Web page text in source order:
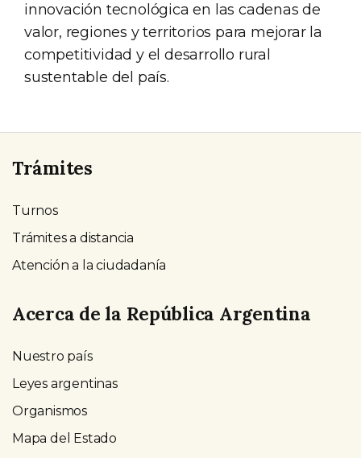
innovación tecnológica en las cadenas de
valor, regiones y territorios para mejorar la
competitividad y el desarrollo rural
sustentable del país.
Trámites
Turnos
Trámites a distancia
Atención a la ciudadanía
Acerca de la República Argentina
Nuestro país
Leyes argentinas
Organismos
Mapa del Estado